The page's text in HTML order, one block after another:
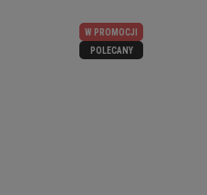
W PROMOCJI
POLECANY